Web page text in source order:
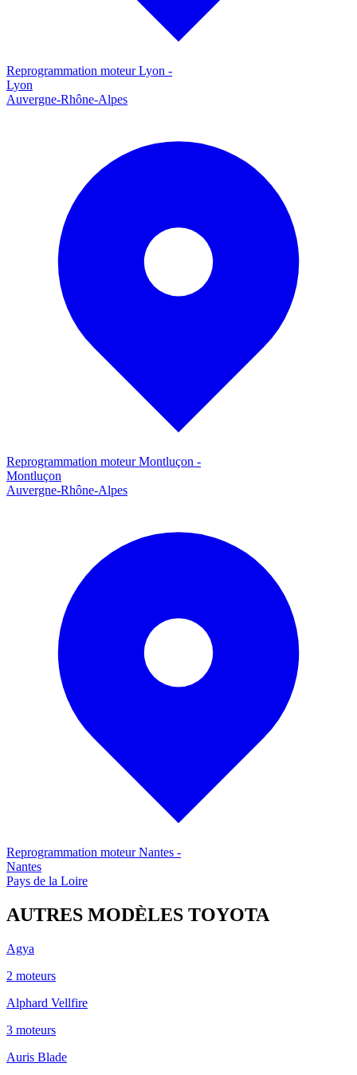
Reprogrammation moteurLyon -
Lyon
Auvergne-Rhône-Alpes
Reprogrammation moteurMontluçon -
Montluçon
Auvergne-Rhône-Alpes
Reprogrammation moteurNantes -
Nantes
Pays de la Loire
AUTRES MODÈLES TOYOTA
Agya
2 moteurs
Alphard Vellfire
3 moteurs
Auris Blade